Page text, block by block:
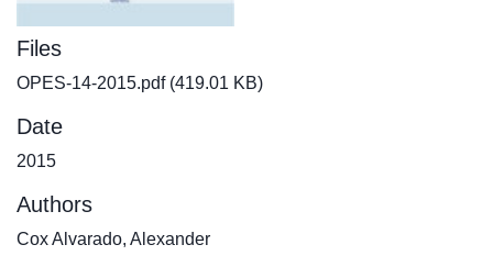
Files
OPES-14-2015.pdf(419.01 KB)
Date
2015
Authors
Cox Alvarado, Alexander